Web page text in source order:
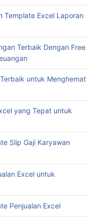
Template Excel Laporan
Terbaik Dengan Free
untuk Menghemat
yang Tepat untuk
Slip Gaji Karyawan
Excel untuk
Penjualan Excel